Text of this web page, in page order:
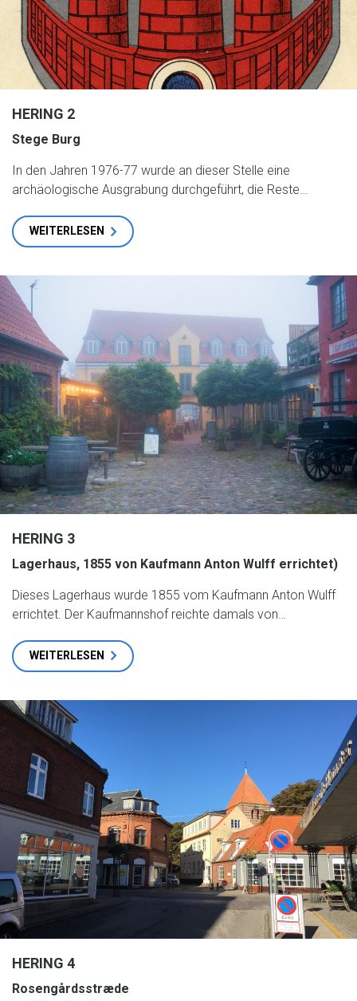
HERING 2
Stege Burg
In den Jahren 1976-77 wurde an dieser Stelle eine
archäologische Ausgrabung durchgeführt, die Reste…
WEITERLESEN
HERING 3
Lagerhaus, 1855 von Kaufmann Anton Wulff errichtet)
Dieses Lagerhaus wurde 1855 vom Kaufmann Anton Wulff
errichtet. Der Kaufmannshof reichte damals von…
WEITERLESEN
HERING 4
Rosengårdsstræde